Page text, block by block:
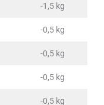
-1,5 kg
-0,5 kg
-0,5 kg
-0,5 kg
-0,5 kg